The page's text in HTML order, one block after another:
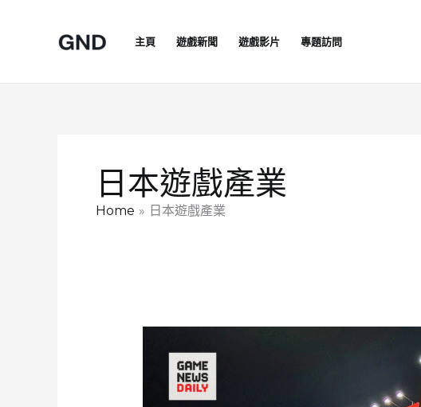
主頁 遊戲新聞 遊戲影片 專題訪問
日本遊戲產業
Home 日本遊戲產業